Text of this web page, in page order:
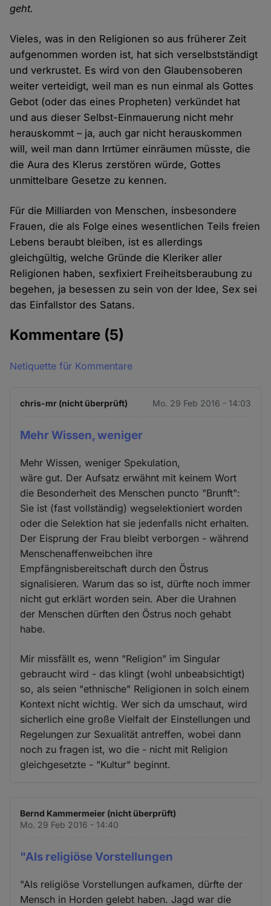
geht.
Vieles, was in den Religionen so aus früherer Zeit
aufgenommen worden ist, hat sich verselbstständigt
und verkrustet. Es wird von den Glaubensoberen
weiter verteidigt, weil man es nun einmal als Gottes
Gebot (oder das eines Propheten) verkündet hat
und aus dieser Selbst-Einmauerung nicht mehr
herauskommt – ja, auch gar nicht herauskommen
will, weil man dann Irrtümer einräumen müsste, die
die Aura des Klerus zerstören würde, Gottes
unmittelbare Gesetze zu kennen.
Für die Milliarden von Menschen, insbesondere
Frauen, die als Folge eines wesentlichen Teils freien
Lebens beraubt bleiben, ist es allerdings
gleichgültig, welche Gründe die Kleriker aller
Religionen haben, sexfixiert Freiheitsberaubung zu
begehen, ja besessen zu sein von der Idee, Sex sei
das Einfallstor des Satans.
Kommentare (5)
Netiquette für Kommentare
chris-mr (nicht überprüft) Mo. 29 Feb 2016 - 14:03
Mehr Wissen, weniger
Mehr Wissen, weniger Spekulation,
wäre gut. Der Aufsatz erwähnt mit keinem Wort
die Besonderheit des Menschen puncto "Brunft":
Sie ist (fast vollständig) wegselektioniert worden
oder die Selektion hat sie jedenfalls nicht erhalten.
Der Eisprung der Frau bleibt verborgen - während
Menschenaffenweibchen ihre
Empfängnisbereitschaft durch den Östrus
signalisieren. Warum das so ist, dürfte noch immer
nicht gut erklärt worden sein. Aber die Urahnen
der Menschen dürften den Östrus noch gehabt
habe.
Mir missfällt es, wenn "Religion" im Singular
gebraucht wird - das klingt (wohl unbeabsichtigt)
so, als seien "ethnische" Religionen in solch einem
Kontext nicht wichtig. Wer sich da umschaut, wird
sicherlich eine große Vielfalt der Einstellungen und
Regelungen zur Sexualität antreffen, wobei dann
noch zu fragen ist, wo die - nicht mit Religion
gleichgesetzte - "Kultur" beginnt.
Bernd Kammermeier (nicht überprüft)
Mo. 29 Feb 2016 - 14:40
"Als religiöse Vorstellungen
"Als religiöse Vorstellungen aufkamen, dürfte der
Mensch in Horden gelebt haben. Jagd war die